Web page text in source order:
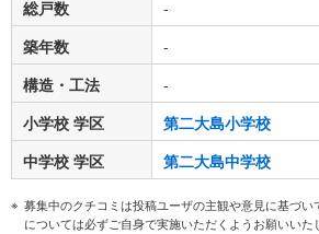
総戸数
-
築年数
-
構造・工法
-
小学校 学区
第二大島小学校
中学校 学区
第二大島中学校
募集中のクチコミは投稿ユーザの主観や意見に基づ
については必ずご自身で実施いただくようお願いいた